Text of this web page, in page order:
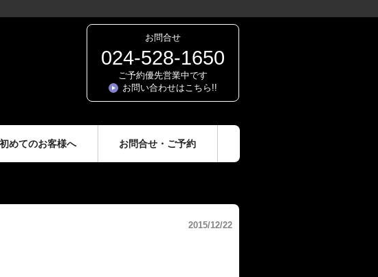
お問合せ
024-528-1650
ご予約優先営業中です
お問い合わせはこちら!!
初めてのお客様へ お問合せ・ご予約
2015/12/22